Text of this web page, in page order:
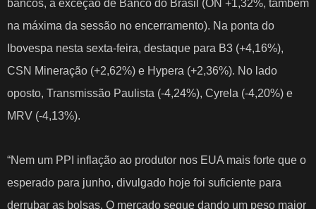
bancos, à exceção de Banco do Brasil (ON +1,32%, também
na máxima da sessão no encerramento). Na ponta do
Ibovespa nesta sexta-feira, destaque para B3 (+4,16%),
CSN Mineração (+2,62%) e Hypera (+2,36%). No lado
oposto, Transmissão Paulista (-4,24%), Cyrela (-4,20%) e
MRV (-4,13%).
“Nem um PPI inflação ao produtor nos EUA mais forte que o
esperado para junho, divulgado hoje foi suficiente para
derrubar as bolsas. O mercado segue dando um peso maior